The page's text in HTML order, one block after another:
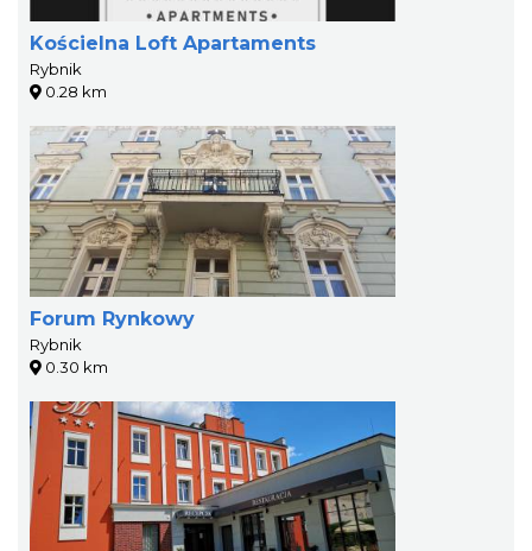
Kościelna Loft Apartaments
Rybnik
0.28 km
Forum Rynkowy
Rybnik
0.30 km